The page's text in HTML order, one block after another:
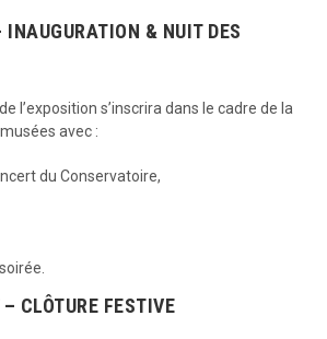
& NUIT DES
l’exposition s’inscrira dans le cadre de la
avec :
du Conservatoire,
CLÔTURE FESTIVE